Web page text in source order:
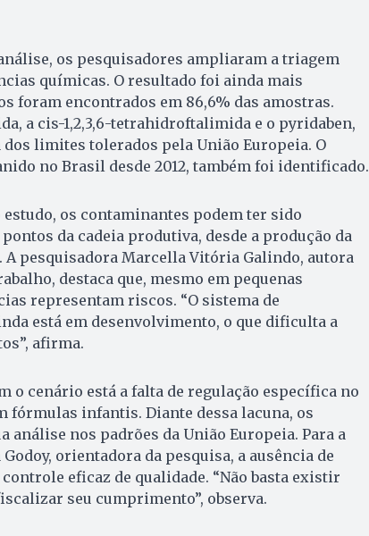
os pesquisadores ampliaram a triagem
químicas. O resultado foi ainda mais
foram encontrados em 86,6% das amostras.
a cis-1,2,3,6-tetrahidroftalimida e o pyridaben,
limites tolerados pela União Europeia. O
no Brasil desde 2012, também foi identificado.
estudo, os contaminantes podem ter sido
da cadeia produtiva, desde a produção da
A pesquisadora Marcella Vitória Galindo, autora
destaca que, mesmo em pequenas
representam riscos. “O sistema de
está em desenvolvimento, o que dificulta a
afirma.
o cenário está a falta de regulação específica no
fórmulas infantis. Diante dessa lacuna, os
análise nos padrões da União Europeia. Para a
orientadora da pesquisa, a ausência de
eficaz de qualidade. “Não basta existir
seu cumprimento”, observa.